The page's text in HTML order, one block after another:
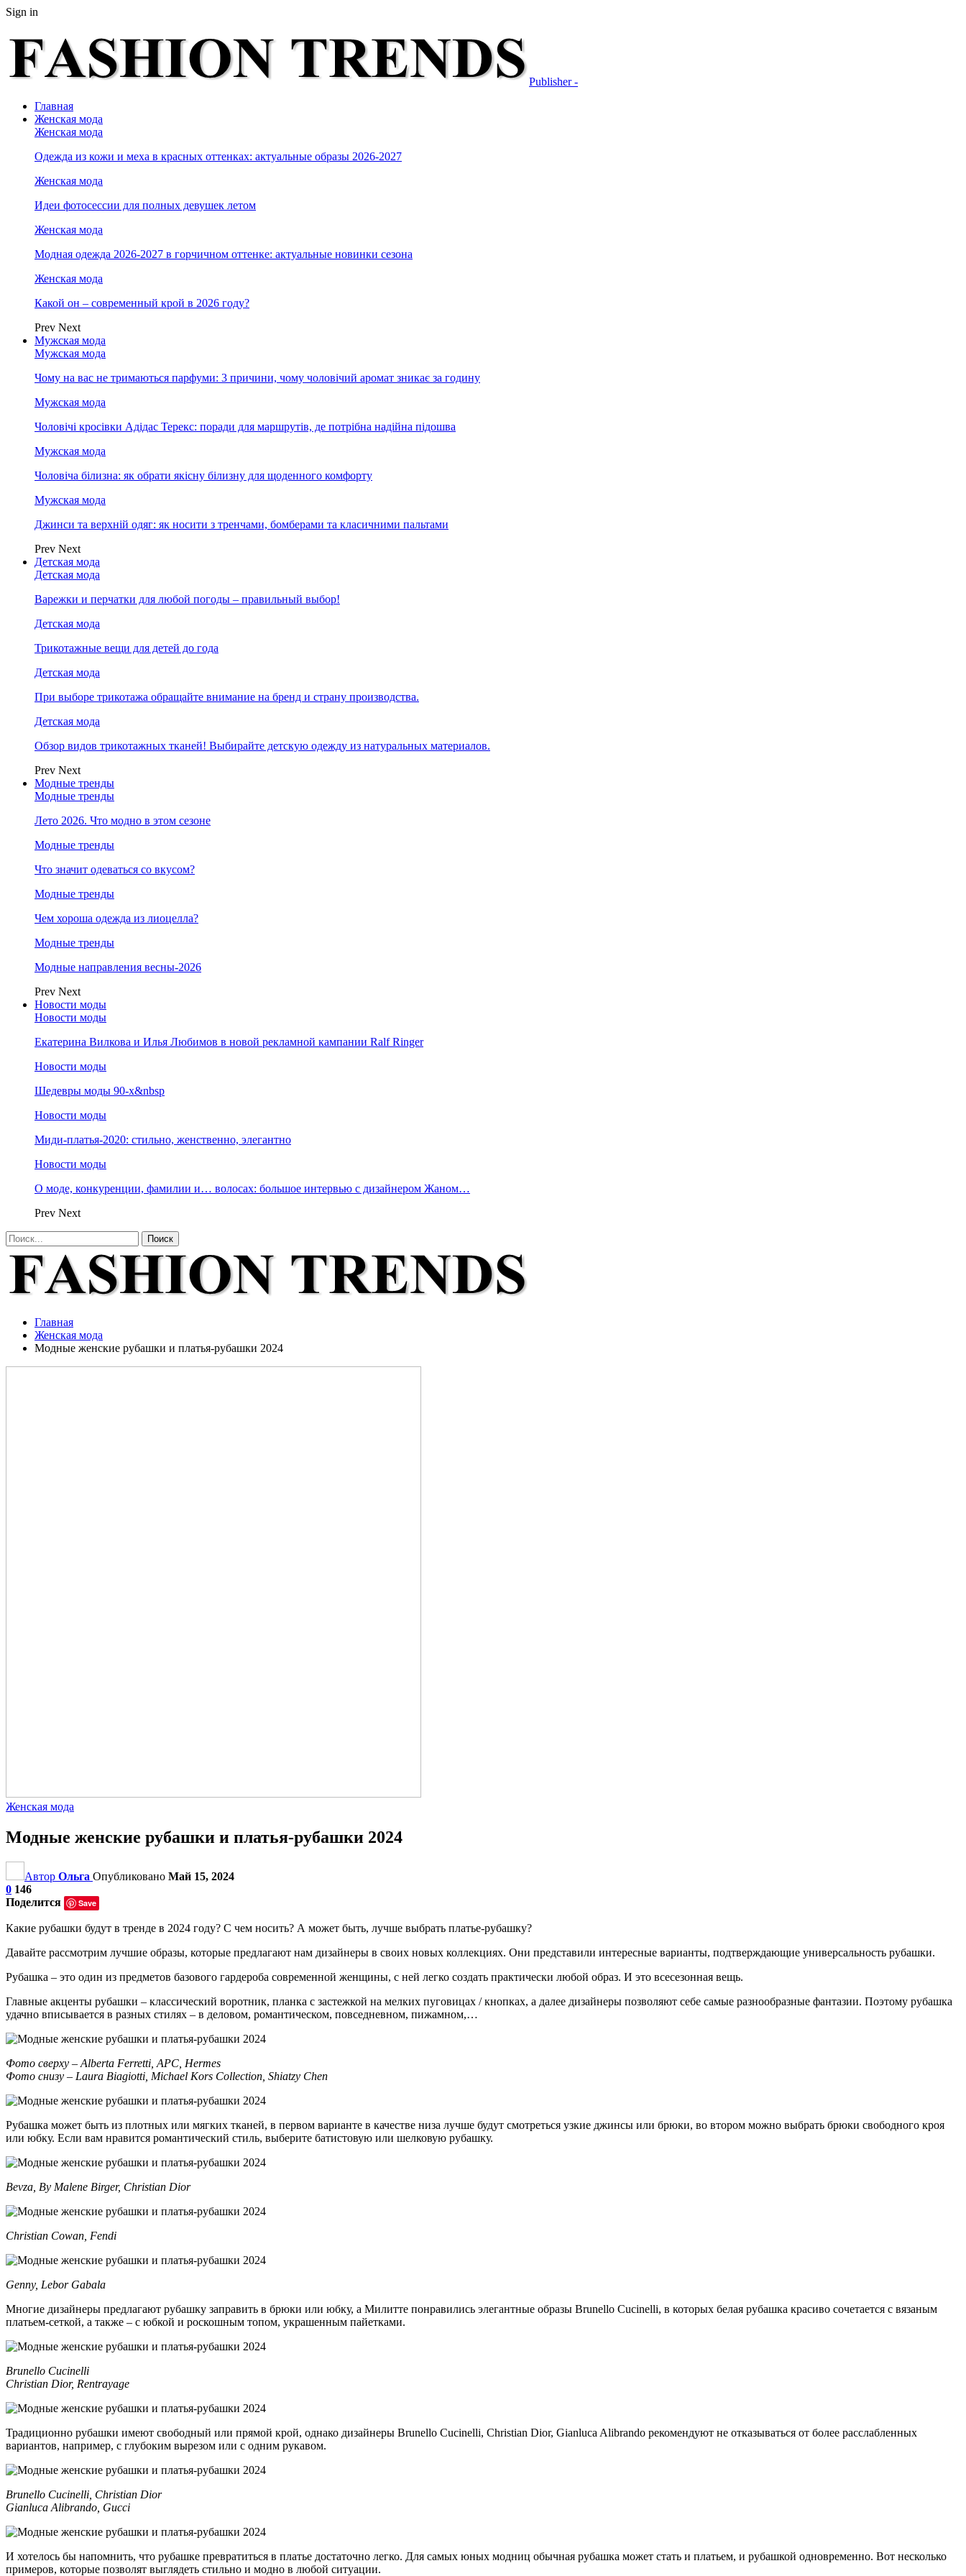
Sign in
Publisher -
Главная
Женская мода
Женская мода
Одежда из кожи и меха в красных оттенках: актуальные образы 2026-2027
Женская мода
Идеи фотосессии для полных девушек летом
Женская мода
Модная одежда 2026-2027 в горчичном оттенке: актуальные новинки сезона
Женская мода
Какой он – современный крой в 2026 году?
Prev Next
Мужская мода
Мужская мода
Чому на вас не тримаються парфуми: 3 причини, чому чоловічий аромат зникає за годину
Мужская мода
Чоловічі кросівки Адідас Терекс: поради для маршрутів, де потрібна надійна підошва
Мужская мода
Чоловіча білизна: як обрати якісну білизну для щоденного комфорту
Мужская мода
Джинси та верхній одяг: як носити з тренчами, бомберами та класичними пальтами
Prev Next
Детская мода
Детская мода
Варежки и перчатки для любой погоды – правильный выбор!
Детская мода
Трикотажные вещи для детей до года
Детская мода
При выборе трикотажа обращайте внимание на бренд и страну производства.
Детская мода
Обзор видов трикотажных тканей! Выбирайте детскую одежду из натуральных материалов.
Prev Next
Модные тренды
Модные тренды
Лето 2026. Что модно в этом сезоне
Модные тренды
Что значит одеваться со вкусом?
Модные тренды
Чем хороша одежда из лиоцелла?
Модные тренды
Модные направления весны-2026
Prev Next
Новости моды
Новости моды
Екатерина Вилкова и Илья Любимов в новой рекламной кампании Ralf Ringer
Новости моды
Шедевры моды 90-х&nbsp
Новости моды
Миди-платья-2020: стильно, женственно, элегантно
Новости моды
О моде, конкуренции, фамилии и… волосах: большое интервью с дизайнером Жаном…
Prev Next
Главная
Женская мода
Модные женские рубашки и платья-рубашки 2024
Женская мода
Модные женские рубашки и платья-рубашки 2024
Автор Ольга Опубликовано Май 15, 2024
0 146
Поделится
Save
Какие рубашки будут в тренде в 2024 году? С чем носить? А может быть, лучше выбрать платье-рубашку?
Давайте рассмотрим лучшие образы, которые предлагают нам дизайнеры в своих новых коллекциях. Они представили интересные варианты, подтверждающие универсальность рубашки.
Рубашка – это один из предметов базового гардероба современной женщины, с ней легко создать практически любой образ. И это всесезонная вещь.
Главные акценты рубашки – классический воротник, планка с застежкой на мелких пуговицах / кнопках, а далее дизайнеры позволяют себе самые разнообразные фантазии. Поэтому рубашка
удачно вписывается в разных стилях – в деловом, романтическом, повседневном, пижамном,…
Фото сверху – Alberta Ferretti, APC, Hermes
Фото снизу – Laura Biagiotti, Michael Kors Collection, Shiatzy Chen
Рубашка может быть из плотных или мягких тканей, в первом варианте в качестве низа лучше будут смотреться узкие джинсы или брюки, во втором можно выбрать брюки свободного кроя
или юбку. Если вам нравится романтический стиль, выберите батистовую или шелковую рубашку.
Bevza, By Malene Birger, Christian Dior
Christian Cowan, Fendi
Genny, Lebor Gabala
Многие дизайнеры предлагают рубашку заправить в брюки или юбку, а Милитте понравились элегантные образы Brunello Cucinelli, в которых белая рубашка красиво сочетается с вязаным
платьем-сеткой, а также – с юбкой и роскошным топом, украшенным пайетками.
Brunello Cucinelli
Christian Dior, Rentrayage
Традиционно рубашки имеют свободный или прямой крой, однако дизайнеры Brunello Cucinelli, Christian Dior, Gianluca Alibrando рекомендуют не отказываться от более расслабленных
вариантов, например, с глубоким вырезом или с одним рукавом.
Brunello Cucinelli, Christian Dior
Gianluca Alibrando, Gucci
И хотелось бы напомнить, что рубашке превратиться в платье достаточно легко. Для самых юных модниц обычная рубашка может стать и платьем, и рубашкой одновременно. Вот несколько
примеров, которые позволят выглядеть стильно и модно в любой ситуации.